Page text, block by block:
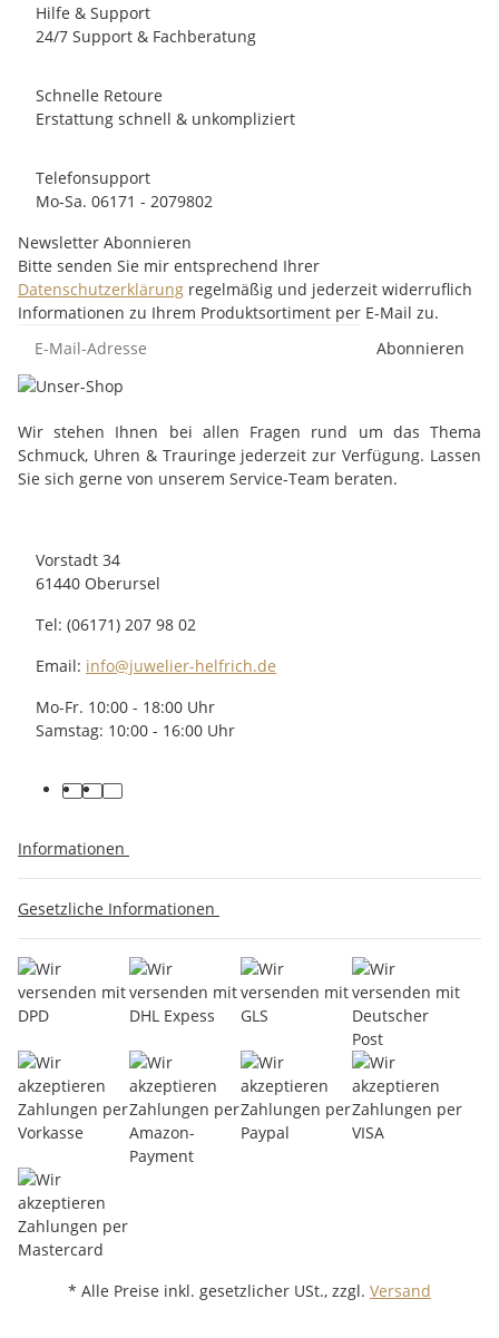
Hilfe & Support
24/7 Support & Fachberatung
Schnelle Retoure
Erstattung schnell & unkompliziert
Telefonsupport
Mo-Sa. 06171 - 2079802
Newsletter Abonnieren
Bitte senden Sie mir entsprechend Ihrer
Datenschutzerklärung regelmäßig und jederzeit widerruflich
Informationen zu Ihrem Produktsortiment per E-Mail zu.
Abonnieren
Wir stehen Ihnen bei allen Fragen rund um das Thema
Schmuck, Uhren & Trauringe jederzeit zur Verfügung. Lassen
Sie sich gerne von unserem Service-Team beraten.
Vorstadt 34
61440 Oberursel
Tel: (06171) 207 98 02
Email: info@juwelier-helfrich.de
Mo-Fr. 10:00 - 18:00 Uhr
Samstag: 10:00 - 16:00 Uhr
Informationen
Gesetzliche Informationen
* Alle Preise inkl. gesetzlicher USt., zzgl. Versand